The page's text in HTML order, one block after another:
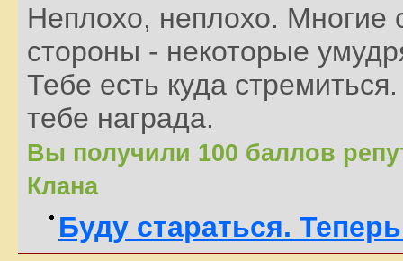
Неплохо, неплохо. Многие
стороны - некоторые
Тебе есть куда
тебе награда.
Вы получили 100 баллов
Клана
Буду стараться.